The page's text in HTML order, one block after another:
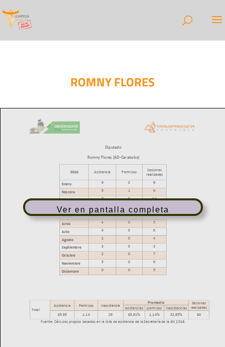
ROMNY FLORES
Ver en pantalla completa